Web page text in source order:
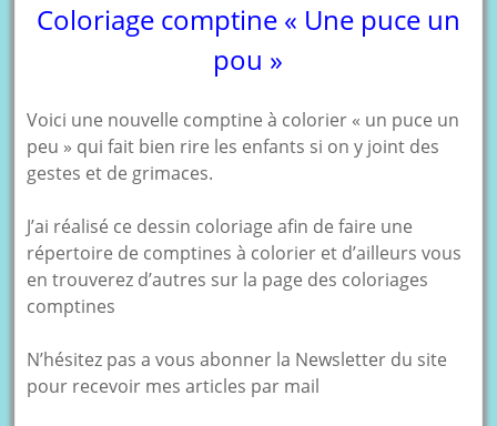
Coloriage comptine « Une puce un
pou »
Voici une nouvelle comptine à colorier « un puce un
peu » qui fait bien rire les enfants si on y joint des
gestes et de grimaces.
J’ai réalisé ce dessin coloriage afin de faire une
répertoire de comptines à colorier et d’ailleurs vous
en trouverez d’autres sur la page des coloriages
comptines
N’hésitez pas a vous abonner la Newsletter du site
pour recevoir mes articles par mail